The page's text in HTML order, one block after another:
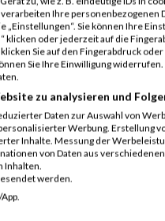
September Oktober
September Oktober
September Oktober
September Oktober
September Oktober
September
Ihre personenbezogenen
Sie können Ihre
klicken oder jederzeit auf die
Sie auf den Fingerabdruck
Sie Ihre Einwilligung
zu analysieren und
Daten zur Auswahl von
Werbung. Erstellung
Inhalte. Messung der
von Daten aus
Inhalten.
werden.